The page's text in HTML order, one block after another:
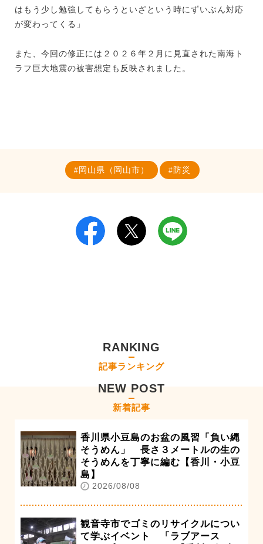
はもう少し勉強してもらうといざという時にずいぶん対応
が変わってくる」
また、今回の修正には２０２６年２月に見直された南海ト
ラフ巨大地震の被害想定も反映されました。
岡山県（岡山市） 防災
RANKING
記事ランキング
NEW POST
新着記事
香川県小豆島のお盆の風習「負い縄
そうめん」 長さ３メートルの生の
そうめんを丁寧に編む【香川・小豆
島】
2026/08/08
観音寺市でゴミのリサイクルについ
て学ぶイベント 「ラブアース